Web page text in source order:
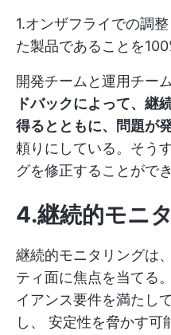
1.オンザフライでの調
た製品であることを
開発チームと運用チーム
ドバックによって、継
得るとともに、問題が
頼りにしている。そう
グを修正することができ
4.継続的モニ
継続的モニタリングは
ティ面に焦点を当てる
イアンス要件を満たし
し、 安定性を脅かす可